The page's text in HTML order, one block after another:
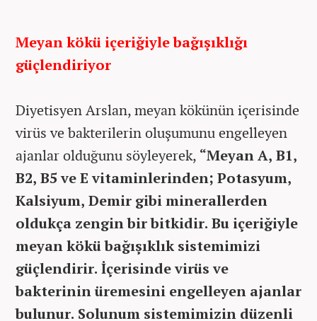
Meyan kökü içeriğiyle bağışıklığı
güçlendiriyor
Diyetisyen Arslan, meyan kökünün içerisinde
virüs ve bakterilerin oluşumunu engelleyen
ajanlar olduğunu söyleyerek, “Meyan A, B1,
B2, B5 ve E vitaminlerinden; Potasyum,
Kalsiyum, Demir gibi minerallerden
oldukça zengin bir bitkidir. Bu içeriğiyle
meyan kökü bağışıklık sistemimizi
güçlendirir. İçerisinde virüs ve
bakterinin üremesini engelleyen ajanlar
bulunur. Solunum sistemimizin düzenli